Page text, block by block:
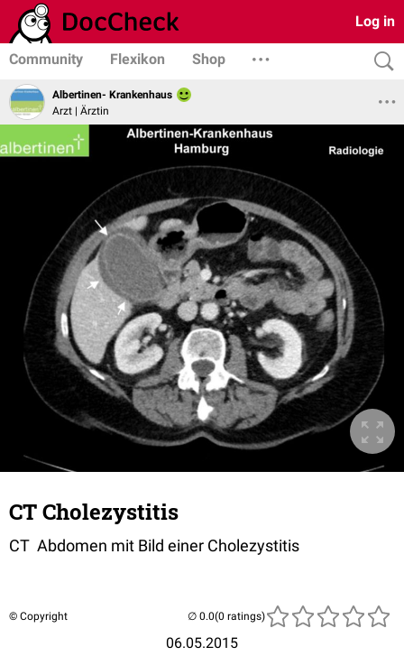
Log in
Community Flexikon Shop
Albertinen- Krankenhaus
Arzt | Ärztin
CT Cholezystitis
CT Abdomen mit Bild einer Cholezystitis
© Copyright
06.05.2015
(0 ratings)